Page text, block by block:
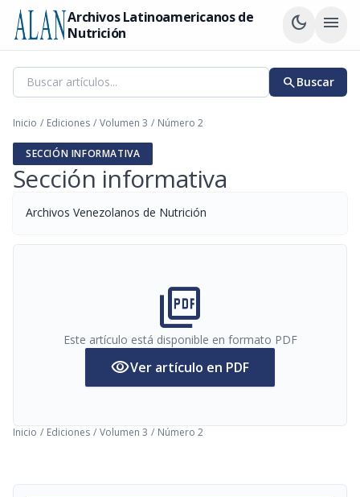
Archivos Latinoamericanos de
Nutrición
dark_mode menu
searchBuscar
Inicio / Ediciones / Volumen 3 / Número 2
SECCIÓN INFORMATIVA
Sección informativa
Archivos Venezolanos de Nutrición
picture_as_pdf
Este artículo está disponible en formato PDF
visibilityVer artículo en PDF
Inicio / Ediciones / Volumen 3 / Número 2